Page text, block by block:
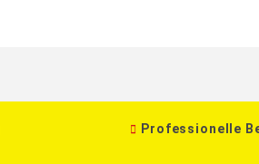
Professionelle